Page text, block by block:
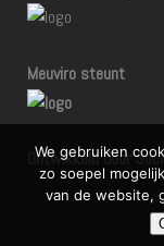
Meuviro steunt
Ontwikkeld door
We gebruiken
zo soepel
van de website,